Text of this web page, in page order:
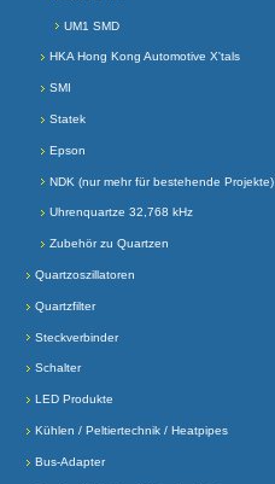
UM1 SMD
HKA Hong Kong Automotive X'tals
SMI
Statek
Epson
NDK (nur mehr für bestehende Projekte)
Uhrenquartze 32,768 kHz
Zubehör zu Quartzen
Quartzoszillatoren
Quartzfilter
Steckverbinder
Schalter
LED Produkte
Kühlen / Peltiertechnik / Heatpipes
Bus-Adapter